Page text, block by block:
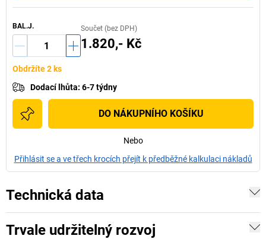
BAL.J. Součet (bez DPH)
1.820,- Kč
Obdržíte 2 ks
Dodací lhůta: 6-7 týdny
DO NÁKUPNÍHO KOŠÍKU
Nebo
Přihlásit se a ve třech krocích přejít k předběžné kalkulaci nákladů
Technická data
Trvale udržitelný rozvoj